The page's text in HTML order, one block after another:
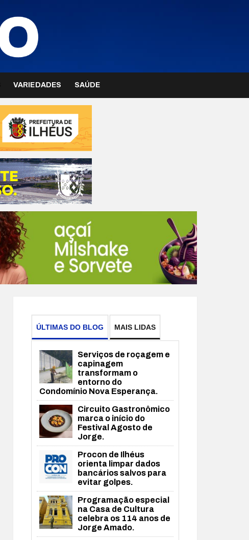
VARIEDADES SAÚDE
ÚLTIMAS DO BLOG MAIS LIDAS
Serviços de roçagem e
capinagem
transformam o
entorno do
Condomínio Nova Esperança.
Circuito Gastronômico
marca o início do
Festival Agosto de
Jorge.
Procon de Ilhéus
orienta limpar dados
bancários salvos para
evitar golpes.
Programação especial
na Casa de Cultura
celebra os 114 anos de
Jorge Amado.